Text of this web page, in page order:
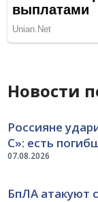
Новости
07.08.2026
Россияне
С»: есть
БпЛА атакуют